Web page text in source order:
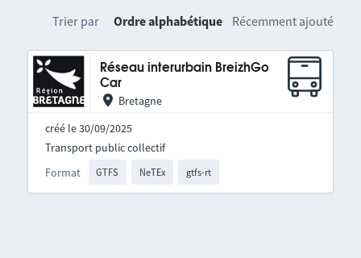
Trier par Ordre alphabétique Récemment ajouté
Réseau interurbain BreizhGo
Car
Bretagne
créé le 30/09/2025
Format GTFS NeTEx gtfs-rt
Transport public collectif